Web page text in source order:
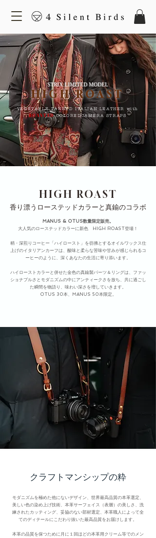
STRIX LIMITED MODEL
HIGH ROAST
VEGETABLE TANNED ITALIAN LEATHER with
ROASTEDCOLOREDCAMERA STRAPS
HIGH ROAST
香り漂うローステッドカラーと真鍮のコラボ
MANUS & OTUS数量限定販売。
大人気のローステッドカラーに新色 HIGH ROAST登場！
稍・深煎りコーヒー「ハイロースト」を彷彿とするオイルワックス仕
上げのイタリアンカーフ​は、酸味と柔らな苦味や甘みが感じられるコ
ーヒーのように、深くあなたの生活に寄り添います。
ハイローストカラーと併せた金色の真鍮製パーツ＆リングは、ファッ
ショナブルさとモダニズムの中にアンティークさを放ち、 共に過ごし
た瞬間を物語り、 味わい深さを増していきます。
OTUS 30本、MANUS 50本限定。
​クラフトマンシップの粋
モダニズムを極めた他にないデザイン、世界最高品質の本革選定、
美しい色の染め上げ技術、本革サーフェイス（表層）の美しさ、洗
練されたカッティング、妥協のない部材選定、本革職人によって全
てのディテールにこだわり抜いた最高品質をお届けします。
​本革の品質を保つために月に１回ほどの本革用クリーム等でのメン